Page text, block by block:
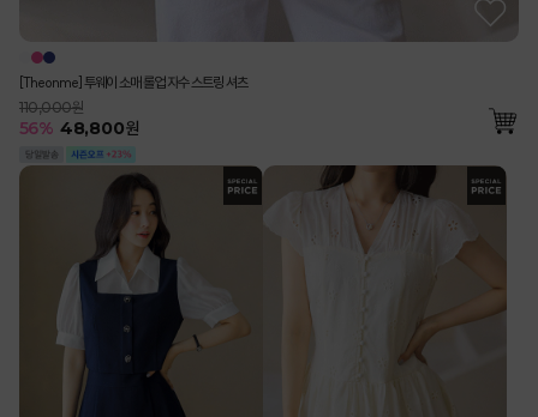
[Theonme] 투웨이 소매 롤업 자수 스트링 셔츠
110,000원
56% 48,800원